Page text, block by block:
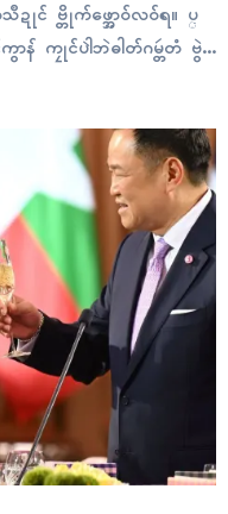
ၚ် ဗ္တိုက်ဖ္အောဝ်လဝ်ရ။ ပ္
ကွာန် ကၠုၚ်ပါဲဘဲဓါတ်ဂမ္တဴတံ ဗွဲ